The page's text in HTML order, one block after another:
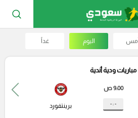
أمس اليوم غداً
مباريات ودية أندية
9:00 ص
- : - برينتفورد